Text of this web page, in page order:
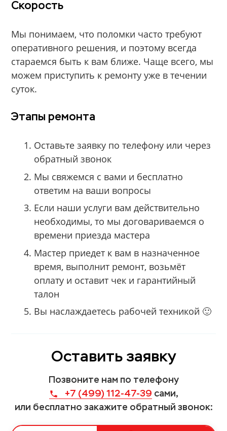
Скорость
Мы понимаем, что поломки часто требуют
оперативного решения, и поэтому всегда
стараемся быть к вам ближе. Чаще всего, мы
можем приступить к ремонту уже в течении
суток.
Этапы ремонта
Оставьте заявку по телефону или через
обратный звонок
Мы свяжемся с вами и бесплатно
ответим на ваши вопросы
Если наши услуги вам действительно
необходимы, то мы договариваемся о
времени приезда мастера
Мастер приедет к вам в назначенное
время, выполнит ремонт, возьмёт
оплату и оставит чек и гарантийный
талон
Вы наслаждаетесь рабочей техникой 🙂
Оставить заявку
Позвоните нам по телефону
+7 (499) 112-47-39 сами,
или бесплатно закажите обратный звонок: